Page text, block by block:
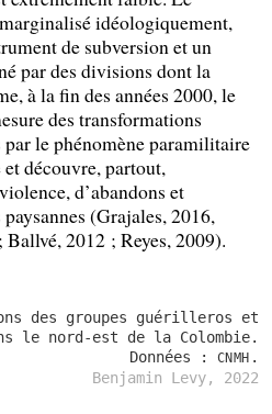
idéologiquement,
de subversion et un
par des divisions dont la
à la fin des années 2000, le
des transformations
le phénomène paramilitaire
découvre, partout,
d’abandons et
(Grajales, 2016,
; Ballvé, 2012 ; Reyes, 2009).
des groupes guérilleros et
le nord-est de la Colombie.
Données :
CNMH .
Benjamin Levy, 2022